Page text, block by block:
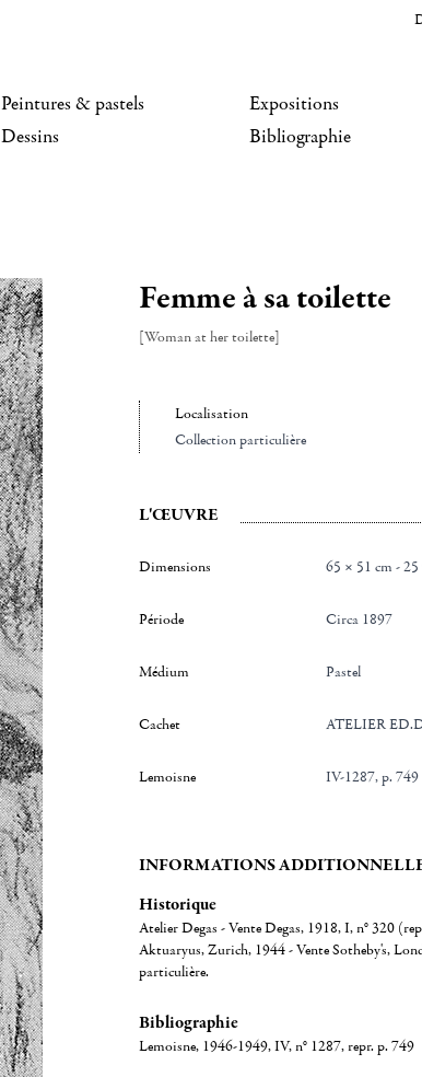
Peintures & pastels
Dessins
Expositions
Bibliographie
Femme à sa toilette
[Woman at her toilette]
Localisation
Collection particulière
L'ŒUVRE
Dimensions 65 × 51 cm -
Période Circa 1897
Médium Pastel
Cachet ATELIER
Lemoisne IV-1287, p. 749
INFORMATIONS
Historique
Atelier Degas - Vente Degas, 1918, I, n° 320
Aktuaryus, Zurich, 1944 - Vente Sotheby's,
particulière.
Bibliographie
Lemoisne, 1946-1949, IV, n° 1287, repr. p. 749